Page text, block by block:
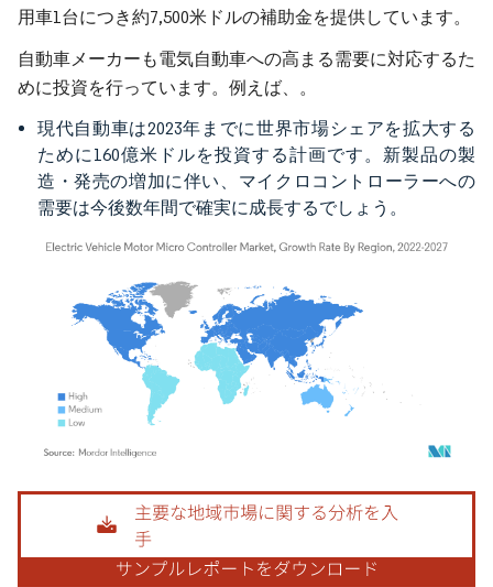
用車1台につき約7,500米ドルの補助金を提供しています。
自動車メーカーも電気自動車への高まる需要に対応するた
めに投資を行っています。例えば、。
現代自動車は2023年までに世界市場シェアを拡大する
ために160億米ドルを投資する計画です。新製品の製
造・発売の増加に伴い、マイクロコントローラーへの
需要は今後数年間で確実に成長するでしょう。
画像 © Mordor Intelligence。再利用にはCC BY 4.0の表示が必要です。